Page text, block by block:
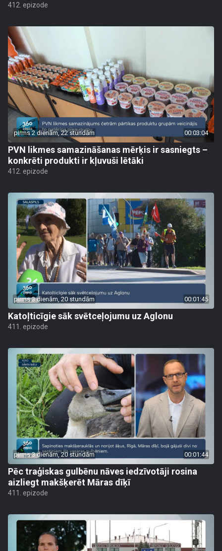
412. epizode
pirms 2 dienām, 22 stundām 00:03:04
PVN likmes samazināšanas mērķis ir sasniegts –
konkrēti produkti ir kļuvuši lētāki
412. epizode
pirms 3 dienām, 20 stundām 00:01:45
Katoļticīgie sāk svētceļojumu uz Aglonu
411. epizode
pirms 3 dienām, 20 stundām 00:01:44
Pēc traģiskas gulbēnu nāves iedzīvotāji rosina
aizliegt makšķerēt Māras dīķī
411. epizode